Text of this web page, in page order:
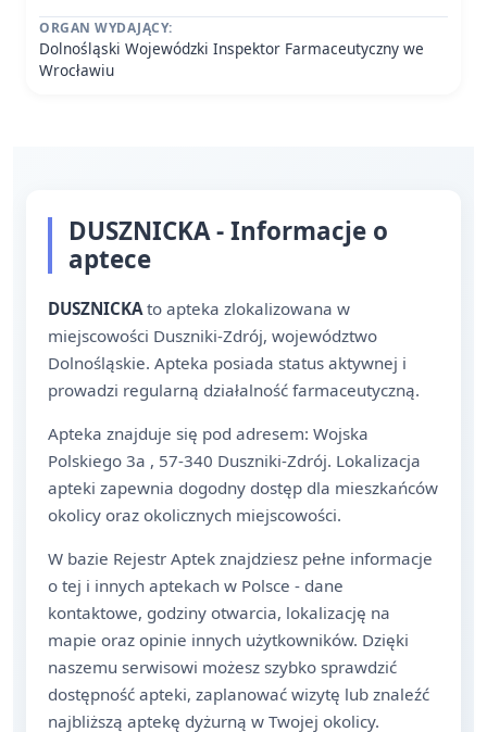
ORGAN WYDAJĄCY:
Dolnośląski Wojewódzki Inspektor Farmaceutyczny we
Wrocławiu
DUSZNICKA - Informacje o
aptece
DUSZNICKAto apteka zlokalizowana w
miejscowości Duszniki-Zdrój, województwo
Dolnośląskie. Apteka posiada status aktywnej i
prowadzi regularną działalność farmaceutyczną.
Apteka znajduje się pod adresem: Wojska
Polskiego 3a , 57-340 Duszniki-Zdrój. Lokalizacja
apteki zapewnia dogodny dostęp dla mieszkańców
okolicy oraz okolicznych miejscowości.
W bazie Rejestr Aptek znajdziesz pełne informacje
o tej i innych aptekach w Polsce - dane
kontaktowe, godziny otwarcia, lokalizację na
mapie oraz opinie innych użytkowników. Dzięki
naszemu serwisowi możesz szybko sprawdzić
dostępność apteki, zaplanować wizytę lub znaleźć
najbliższą aptekę dyżurną w Twojej okolicy.